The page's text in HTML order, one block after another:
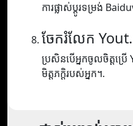
ការផ្លាស់ប្តូរទម្រង់
ចែករំលែក
ប្រសិនបើអ្នកចូលចិត្តប្រើ
មិត្តភក្តិរបស់អ្នក។.